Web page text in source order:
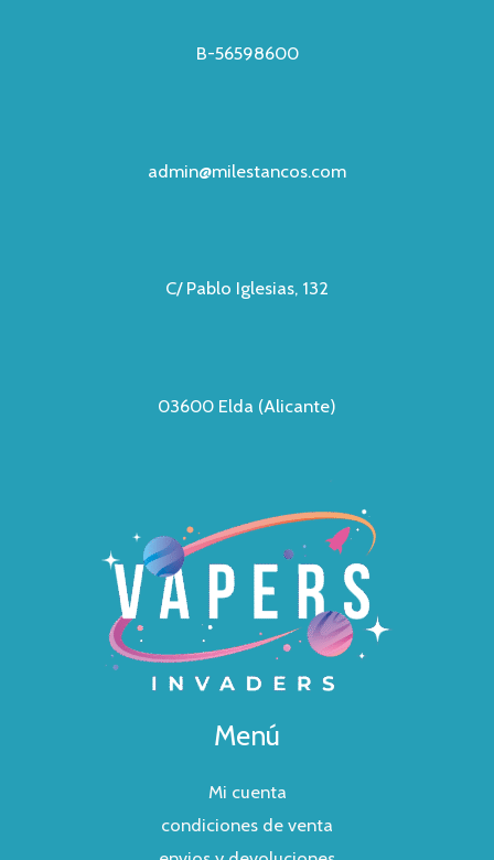
B-56598600
admin@milestancos.com
C/ Pablo Iglesias, 132
03600 Elda (Alicante)
Menú
Mi cuenta
condiciones de venta